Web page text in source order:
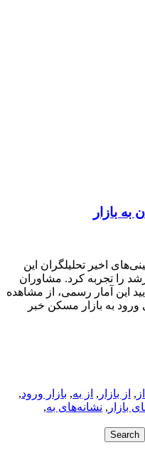
بازار
اخیر تحلیلگران این
گذشته 30 درصد رشد را تجربه کرد. مشاوران
این آمار رسمی، از مشاهده
به بازار مسکن خبر
از , از بازار , از به, بازار ورود,
بازار , نشانه‌های به,